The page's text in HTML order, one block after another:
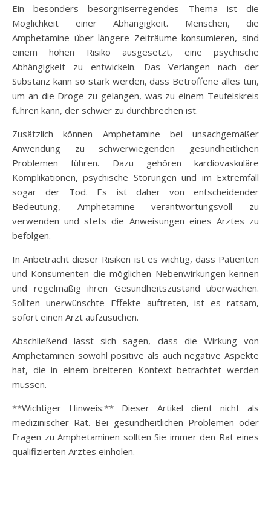
Ein besonders besorgniserregendes Thema ist die
Möglichkeit einer Abhängigkeit. Menschen, die
Amphetamine über längere Zeiträume konsumieren, sind
einem hohen Risiko ausgesetzt, eine psychische
Abhängigkeit zu entwickeln. Das Verlangen nach der
Substanz kann so stark werden, dass Betroffene alles tun,
um an die Droge zu gelangen, was zu einem Teufelskreis
führen kann, der schwer zu durchbrechen ist.
Zusätzlich können Amphetamine bei unsachgemäßer
Anwendung zu schwerwiegenden gesundheitlichen
Problemen führen. Dazu gehören kardiovaskuläre
Komplikationen, psychische Störungen und im Extremfall
sogar der Tod. Es ist daher von entscheidender
Bedeutung, Amphetamine verantwortungsvoll zu
verwenden und stets die Anweisungen eines Arztes zu
befolgen.
In Anbetracht dieser Risiken ist es wichtig, dass Patienten
und Konsumenten die möglichen Nebenwirkungen kennen
und regelmäßig ihren Gesundheitszustand überwachen.
Sollten unerwünschte Effekte auftreten, ist es ratsam,
sofort einen Arzt aufzusuchen.
Abschließend lässt sich sagen, dass die Wirkung von
Amphetaminen sowohl positive als auch negative Aspekte
hat, die in einem breiteren Kontext betrachtet werden
müssen.
**Wichtiger Hinweis:** Dieser Artikel dient nicht als
medizinischer Rat. Bei gesundheitlichen Problemen oder
Fragen zu Amphetaminen sollten Sie immer den Rat eines
qualifizierten Arztes einholen.